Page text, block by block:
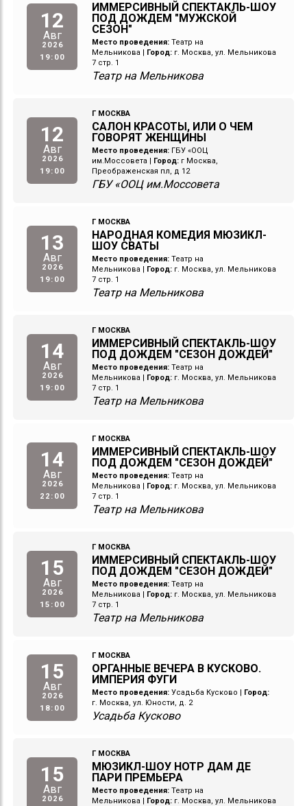
12
Авг
2026
19:00
ИММЕРСИВНЫЙ СПЕКТАКЛЬ-ШОУ
ПОД ДОЖДЕМ "МУЖСКОЙ
СЕЗОН"
Место проведения: Театр на
Мельникова
Город: г. Москва, ул. Мельникова
7 стр. 1
Театр на Мельникова
12
Авг
2026
19:00
Г МОСКВА
САЛОН КРАСОТЫ, ИЛИ О ЧЕМ
ГОВОРЯТ ЖЕНЩИНЫ
Место проведения: ГБУ «ООЦ
им.Моссовета
Город: г Москва,
Преображенская пл, д 12
ГБУ «ООЦ им.Моссовета
13
Авг
2026
19:00
Г МОСКВА
НАРОДНАЯ КОМЕДИЯ МЮЗИКЛ-
ШОУ СВАТЫ
Место проведения: Театр на
Мельникова
Город: г. Москва, ул. Мельникова
7 стр. 1
Театр на Мельникова
14
Авг
2026
19:00
Г МОСКВА
ИММЕРСИВНЫЙ СПЕКТАКЛЬ-ШОУ
ПОД ДОЖДЕМ "СЕЗОН ДОЖДЕЙ"
Место проведения: Театр на
Мельникова
Город: г. Москва, ул. Мельникова
7 стр. 1
Театр на Мельникова
14
Авг
2026
22:00
Г МОСКВА
ИММЕРСИВНЫЙ СПЕКТАКЛЬ-ШОУ
ПОД ДОЖДЕМ "СЕЗОН ДОЖДЕЙ"
Место проведения: Театр на
Мельникова
Город: г. Москва, ул. Мельникова
7 стр. 1
Театр на Мельникова
15
Авг
2026
15:00
Г МОСКВА
ИММЕРСИВНЫЙ СПЕКТАКЛЬ-ШОУ
ПОД ДОЖДЕМ "СЕЗОН ДОЖДЕЙ"
Место проведения: Театр на
Мельникова
Город: г. Москва, ул. Мельникова
7 стр. 1
Театр на Мельникова
15
Авг
2026
18:00
Г МОСКВА
ОРГАННЫЕ ВЕЧЕРА В КУСКОВО.
ИМПЕРИЯ ФУГИ
Место проведения: Усадьба Кусково
Город:
г. Москва, ул. Юности, д. 2
Усадьба Кусково
15
Авг
2026
Г МОСКВА
МЮЗИКЛ-ШОУ НОТР ДАМ ДЕ
ПАРИ ПРЕМЬЕРА
Место проведения: Театр на
Мельникова
Город: г. Москва, ул. Мельникова